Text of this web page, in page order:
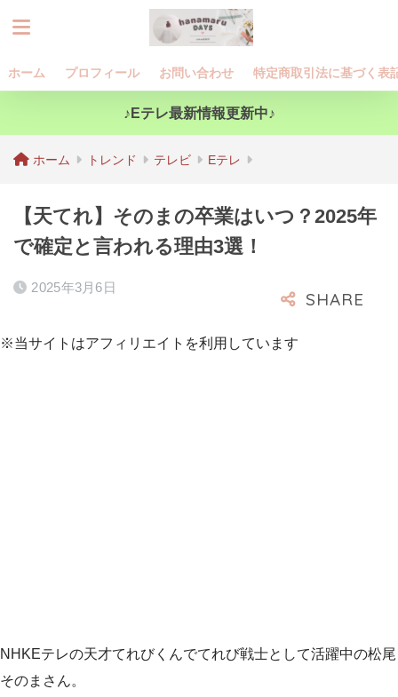
ホーム プロフィール お問い合わせ 特定商取引法に基づく表
♪Eテレ最新情報更新中♪
ホーム トレンド テレビ Eテレ
【天てれ】そのまの卒業はいつ？2025年
で確定と言われる理由3選！
2025年3月6日
※当サイトはアフィリエイトを利用しています
NHKEテレの天才てれびくんでてれび戦士として活躍中の松尾
そのまさん。